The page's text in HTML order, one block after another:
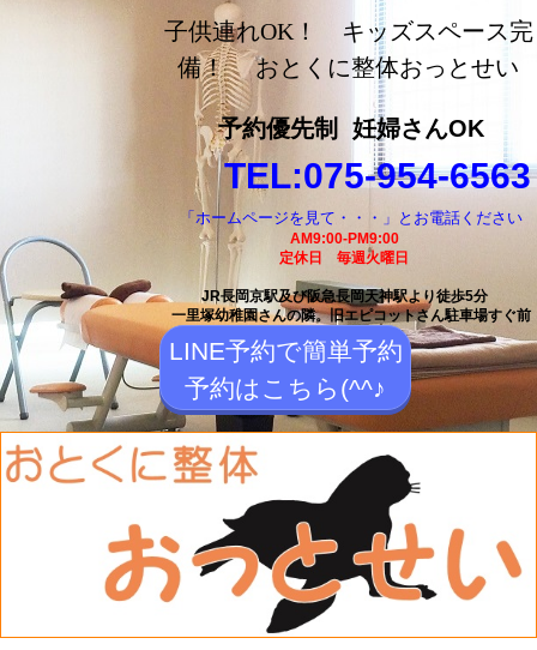
長岡京市の整体【おとく
に整体おっとせい】長岡
京駅と長岡天神駅から徒
歩5分の整体院
子供連れOK！ キッズスペース完
備！ おとくに整体おっとせい
予約優先制 妊婦さんOK
TEL:075-954-6563
「ホームページを見て・・・」とお電話ください
AM9:00-PM9:00
定休日 毎週火曜日
JR長岡京駅及び阪急長岡天神駅より徒歩5分
一里塚幼稚園さんの隣。旧エピコットさん駐車場すぐ前
LINE予約で簡単予約
予約はこちら(^^♪